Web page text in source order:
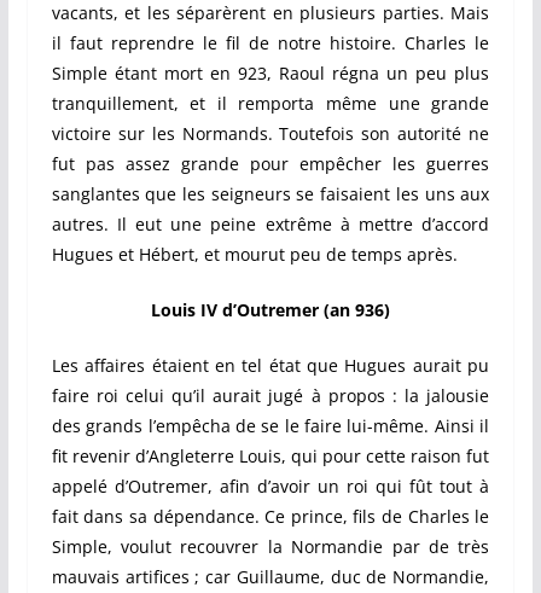
vacants, et les séparèrent en plusieurs parties. Mais
il faut reprendre le fil de notre histoire. Charles le
Simple étant mort en 923, Raoul régna un peu plus
tranquillement, et il remporta même une grande
victoire sur les Normands. Toutefois son autorité ne
fut pas assez grande pour empêcher les guerres
sanglantes que les seigneurs se faisaient les uns aux
autres. Il eut une peine extrême à mettre d’accord
Hugues et Hébert, et mourut peu de temps après.
Louis IV d’Outremer (an 936)
Les affaires étaient en tel état que Hugues aurait pu
faire roi celui qu’il aurait jugé à propos : la jalousie
des grands l’empêcha de se le faire lui-même. Ainsi il
fit revenir d’Angleterre Louis, qui pour cette raison fut
appelé d’Outremer, afin d’avoir un roi qui fût tout à
fait dans sa dépendance. Ce prince, fils de Charles le
Simple, voulut recouvrer la Normandie par de très
mauvais artifices ; car Guillaume, duc de Normandie,